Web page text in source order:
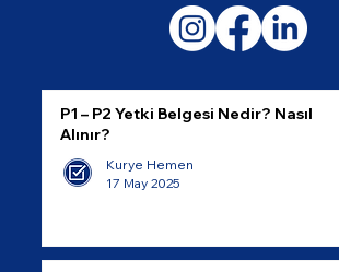
P1 – P2 Yetki Belgesi Nedir? Nasıl
Alınır?
Kurye Hemen
17 May 2025